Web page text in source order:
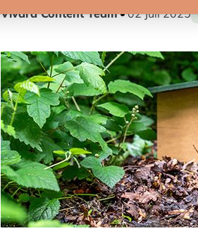
Vivara Content Team 02 Juli 2025